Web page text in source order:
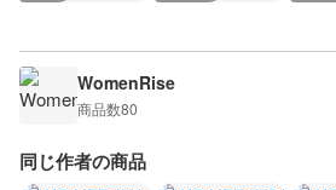
WomenRise
商品数80
同じ作者の商品